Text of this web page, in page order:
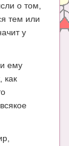
о том,
тем или
у
ему
как